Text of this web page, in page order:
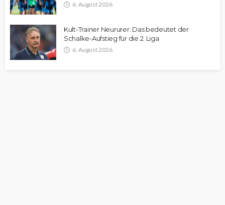
6. August 2026
Kult-Trainer Neururer: Das bedeutet der
Schalke-Aufstieg für die 2. Liga
6. August 2026